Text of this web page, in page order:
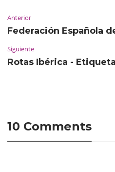
Anterior
Federación Española
Siguiente
Rotas Ibérica -
10 Comments